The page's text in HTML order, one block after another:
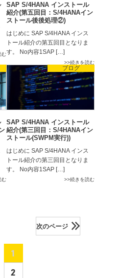
む
SAP S/4HANA インストール
紹介(第五回目：S/4HANAイン
ストール後後処理②)
はじめに SAP S/4HANA インス
トール紹介の第五回目となりま
す。 No内容1SAP […]
続きを読む
む
ブログ
SAP S/4HANA インストール
紹介(第三回目：S/4HANAイン
ストール(SWPM実行))
はじめに SAP S/4HANA インス
トール紹介の第三回目となりま
す。 No内容1SAP […]
続きを読む
1
2
次のページ